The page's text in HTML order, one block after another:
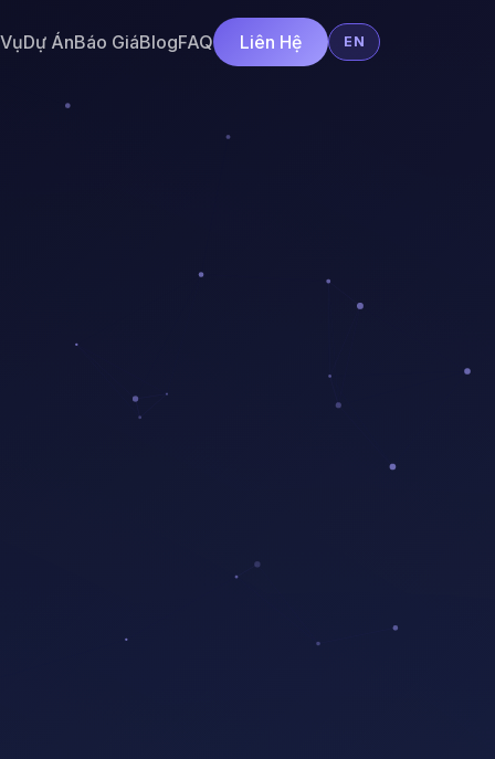
Dự ÁnBáo GiáBlogFAQ Liên Hệ EN